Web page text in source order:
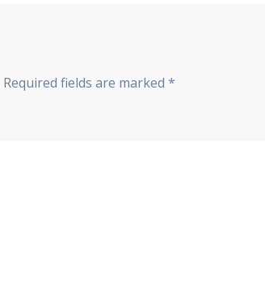
Required fields are marked*